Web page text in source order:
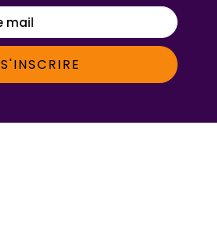
S'INSCRIRE